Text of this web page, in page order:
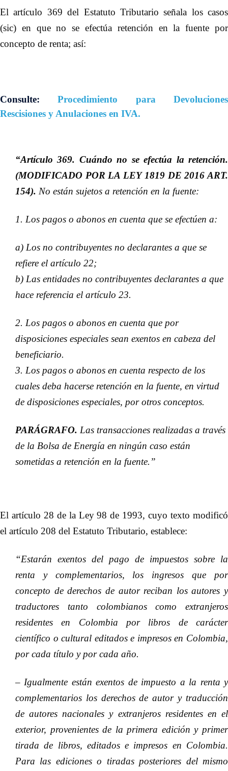
El artículo 369 del Estatuto Tributario señala los casos
(sic) en que no se efectúa retención en la fuente por
concepto de renta; así:
Consulte:
Procedimiento para Devoluciones
Rescisiones y Anulaciones en IVA.
“Artículo 369. Cuándo no se efectúa la retención.
(MODIFICADO POR LA LEY 1819 DE 2016 ART.
154). No están sujetos a retención en la fuente:
1. Los pagos o abonos en cuenta que se efectúen a:
a) Los no contribuyentes no declarantes a que se
refiere el artículo 22;
b) Las entidades no contribuyentes declarantes a que
hace referencia el artículo 23.
2. Los pagos o abonos en cuenta que por
disposiciones especiales sean exentos en cabeza del
beneficiario.
3. Los pagos o abonos en cuenta respecto de los
cuales deba hacerse retención en la fuente, en virtud
de disposiciones especiales, por otros conceptos.
PARÁGRAFO. Las transacciones realizadas a través
de la Bolsa de Energía en ningún caso están
sometidas a retención en la fuente.”
El artículo 28 de la Ley 98 de 1993, cuyo texto modificó
el artículo 208 del Estatuto Tributario, establece:
“Estarán exentos del pago de impuestos sobre la
renta y complementarios, los ingresos que por
concepto de derechos de autor reciban los autores y
traductores tanto colombianos como extranjeros
residentes en Colombia por libros de carácter
científico o cultural editados e impresos en Colombia,
por cada título y por cada año.
– Igualmente están exentos de impuesto a la renta y
complementarios los derechos de autor y traducción
de autores nacionales y extranjeros residentes en el
exterior, provenientes de la primera edición y primer
tirada de libros, editados e impresos en Colombia.
Para las ediciones o tiradas posteriores del mismo